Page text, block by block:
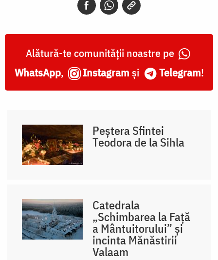
Alătură-te comunității noastre pe
WhatsApp, Instagram și Telegram!
Peștera Sfintei
Teodora de la Sihla
Catedrala
„Schimbarea la Față
a Mântuitorului” și
incinta Mănăstirii
Valaam